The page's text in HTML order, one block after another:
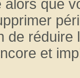
que
de
et